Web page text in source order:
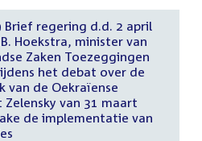
Brief regering d.d. 2 april
Hoekstra, minister van
Zaken Toezeggingen
het debat over de
van de Oekraïense
Zelensky van 31 maart
de implementatie van